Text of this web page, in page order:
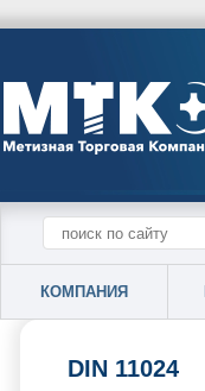
КОМПАНИЯ
DIN 11024